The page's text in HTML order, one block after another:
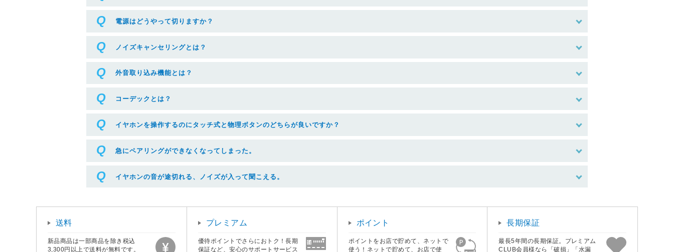
電源はどうやって切りますか？
ノイズキャンセリングとは？
外音取り込み機能とは？
コーデックとは？
イヤホンを操作するのにタッチ式と物理ボタンのどちらが良いですか？
急にペアリングができなくなってしまった。
イヤホンの音が途切れる、ノイズが入って聞こえる。
送料
新品商品は一部商品を除き税込
3,300円以上で送料が無料です。
プレミアム
優待ポイントでさらにおトク！長期
保証など、安心のサポートサービス
ポイント
ポイントをお店で貯めて、ネットで
使う！ネットで貯めて、お店で使
長期保証
最長5年間の長期保証。プレミアム
CLUB会員様なら「破損」「水漏